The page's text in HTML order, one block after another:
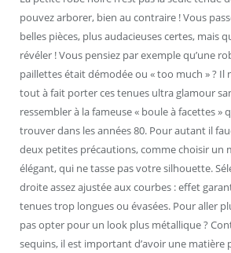
pouvez arborer, bien au contraire ! Vous
belles pièces, plus audacieuses certes, mais
révéler ! Vous pensiez par exemple qu’une
paillettes était démodée ou « too much » ? Il
tout à fait porter ces tenues ultra glamour
ressembler à la fameuse « boule à facettes »
trouver dans les années 80. Pour autant il
deux petites précautions, comme choisir un
élégant, qui ne tasse pas votre silhouette.
droite assez ajustée aux courbes : effet
tenues trop longues ou évasées. Pour aller
pas opter pour un look plus métallique ?
sequins, il est important d’avoir une matière